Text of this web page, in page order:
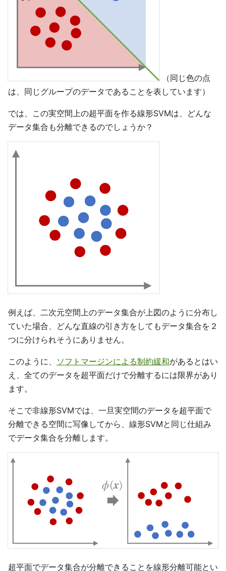
（同じ色の点
は、同じグループのデータであることを表しています）
では、この実空間上の超平面を作る線形SVMは、どんな
データ集合も分離できるのでしょうか？
例えば、二次元空間上のデータ集合が上図のように分布し
ていた場合、どんな直線の引き方をしてもデータ集合を２
つに分けられそうにありません。
このように、 ソフトマージンによる制約緩和があるとはい
え、全てのデータを超平面だけで分離するには限界があり
ます。
そこで非線形SVMでは、一旦実空間のデータを超平面で
分離できる空間に写像してから、線形SVMと同じ仕組み
でデータ集合を分離します。
超平面でデータ集合が分離できることを線形分離可能とい